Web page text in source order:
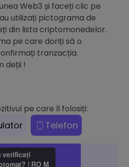
Web3 și faceți clic pe
utilizați pictograma de
din lista criptomonedelor.
pe care doriți să o
tranzacția.
deții !
pe care îl folosiți:
Telefon